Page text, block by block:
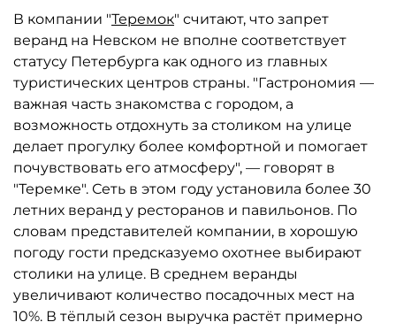
В компании "Теремок" считают, что запрет
веранд на Невском не вполне соответствует
статусу Петербурга как одного из главных
туристических центров страны. "Гастрономия —
важная часть знакомства с городом, а
возможность отдохнуть за столиком на улице
делает прогулку более комфортной и помогает
почувствовать его атмосферу", — говорят в
"Теремке". Сеть в этом году установила более 30
летних веранд у ресторанов и павильонов. По
словам представителей компании, в хорошую
погоду гости предсказуемо охотнее выбирают
столики на улице. В среднем веранды
увеличивают количество посадочных мест на
10%. В тёплый сезон выручка растёт примерно